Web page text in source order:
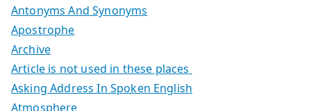
Antonyms And Synonyms
Apostrophe
Archive
Article is not used in these places
Asking Address In Spoken English
Atmosphere